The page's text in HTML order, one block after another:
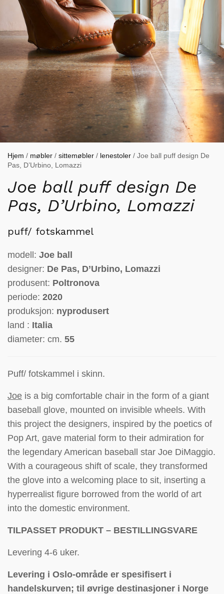
Hjem / møbler / sittemøbler / lenestoler / Joe ball puff design De
Pas, D’Urbino, Lomazzi
Joe ball puff design De
Pas, D’Urbino, Lomazzi
puff/ fotskammel
modell: Joe ball
designer: De Pas, D’Urbino, Lomazzi
produsent: Poltronova
periode: 2020
produksjon: nyprodusert
land : Italia
diameter: cm. 55
Puff/ fotskammel i skinn.
Joe is a big comfortable chair in the form of a giant
baseball glove, mounted on invisible wheels. With
this project the designers, inspired by the poetics of
Pop Art, gave material form to their admiration for
the legendary American baseball star Joe DiMaggio.
With a courageous shift of scale, they transformed
the glove into a welcoming place to sit, inserting a
hyperrealist figure borrowed from the world of art
into the domestic environment.
TILPASSET PRODUKT – BESTILLINGSVARE
Levering 4-6 uker.
Levering i Oslo-område er spesifisert i
handelskurven; til øvrige destinasjoner i Norge